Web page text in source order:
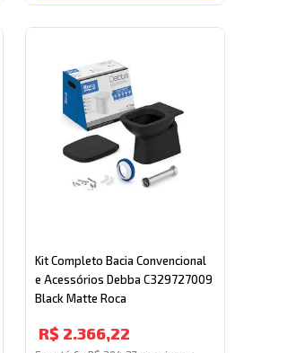
Kit Completo Bacia Convencional
e Acessórios Debba C329727009
Black Matte Roca
R$ 2.366,22